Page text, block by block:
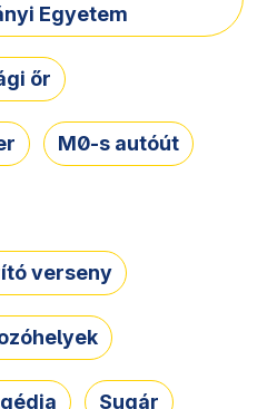
Egyetem
őr
M0-s autóút
verseny
Sugár